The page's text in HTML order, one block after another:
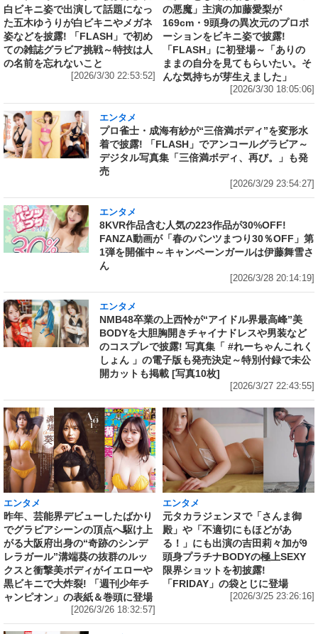
白ビキニ姿で出演して話題になっ
た五木ゆうりが白ビキニやメガネ
姿などを披露! 「FLASH」で初め
ての雑誌グラビア挑戦～特技は人
の名前を忘れないこと
[2026/3/30 22:53:52]
の悪魔」主演の加藤愛梨が
169cm・9頭身の異次元のプロポ
ーションをビキニ姿で披露!
「FLASH」に初登場～「ありの
ままの自分を見てもらいたい。そ
んな気持ちが芽生えました」
[2026/3/30 18:05:06]
エンタメ
プロ雀士・成海有紗が“三倍満ボディ”を変形水
着で披露! 「FLASH」でアンコールグラビア～
デジタル写真集「三倍満ボディ、再び。」も発
売
[2026/3/29 23:54:27]
エンタメ
8KVR作品含む人気の223作品が30%OFF!
FANZA動画が「春のパンツまつり30％OFF」第
1弾を開催中～キャンペーンガールは伊藤舞雪さ
ん
[2026/3/28 20:14:19]
エンタメ
NMB48卒業の上西怜が“アイドル界最高峰”美
BODYを大胆胸開きチャイナドレスや男装など
のコスプレで披露! 写真集「 #れーちゃんこれく
しょん 」の電子版も発売決定～特別付録で未公
開カットも掲載 [写真10枚]
[2026/3/27 22:43:55]
エンタメ
昨年、芸能界デビューしたばかり
でグラビアシーンの頂点へ駆け上
がる大阪府出身の“奇跡のシンデ
レラガール”溝端葵の抜群のルッ
クスと衝撃美ボディがイエローや
黒ビキニで大炸裂! 「週刊少年チ
ャンピオン」の表紙＆巻頭に登場
[2026/3/26 18:32:57]
エンタメ
元タカラジェンヌで「さんま御
殿」や「不適切にもほどがあ
る！」にも出演の吉田莉々加が9
頭身プラチナBODYの極上SEXY
限界ショットを初披露!
「FRIDAY」の袋とじに登場
[2026/3/25 23:26:16]